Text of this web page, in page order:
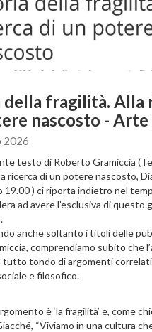
della fragilità. Alla
nascosto - Arte
2026
testo di Roberto Gramiccia
ricerca di un potere nascosto,
19.00 ) ci riporta indietro nel
ad avere l’esclusiva di questo
anche soltanto i titoli delle
comprendiamo subito che
tutto tondo di argomenti
e filosofico.
è ‘la fragilità’ e, come
“Viviamo in una cultura